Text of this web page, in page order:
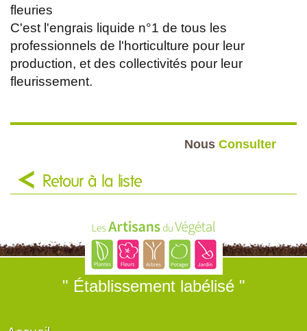
fleuries
C'est l'engrais liquide n°1 de tous les
professionnels de l'horticulture pour leur
production, et des collectivités pour leur
fleurissement.
Nous Consulter
Retour à la liste
" Établissement labélisé "